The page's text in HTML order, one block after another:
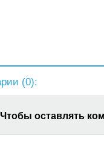
(0):
Чтобы оставлять